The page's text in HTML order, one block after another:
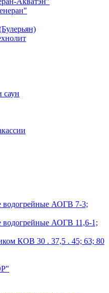
саун
водогрейные АОГВ 7-3;
водогрейные АОГВ 11,6-1;
КОВ 30 . 37,5 . 45; 63; 80